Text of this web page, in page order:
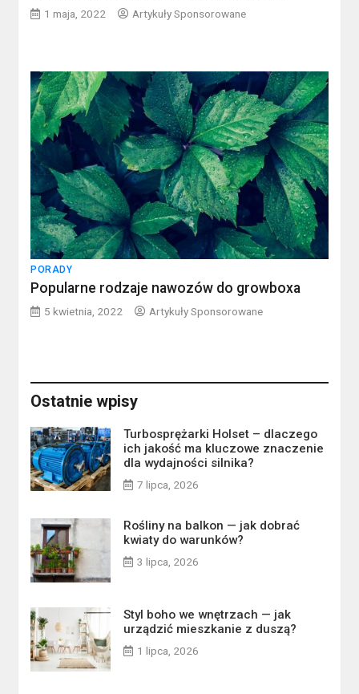
1 maja, 2022 Artykuły Sponsorowane
PORADY
Popularne rodzaje nawozów do growboxa
5 kwietnia, 2022 Artykuły Sponsorowane
Ostatnie wpisy
Turbosprężarki Holset – dlaczego
ich jakość ma kluczowe znaczenie
dla wydajności silnika?
7 lipca, 2026
Rośliny na balkon — jak dobrać
kwiaty do warunków?
3 lipca, 2026
Styl boho we wnętrzach — jak
urządzić mieszkanie z duszą?
1 lipca, 2026